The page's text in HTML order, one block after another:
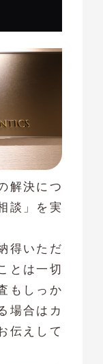
解決につ
談」を実
得いただ
とは一切
もしっか
場合はカ
伝えして